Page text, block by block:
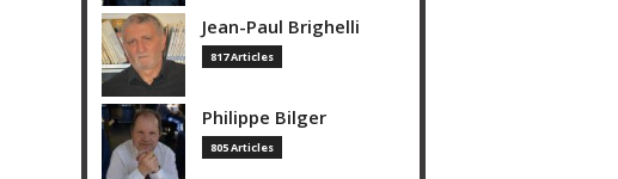
Jean-Paul Brighelli
817 Articles
Philippe Bilger
805 Articles